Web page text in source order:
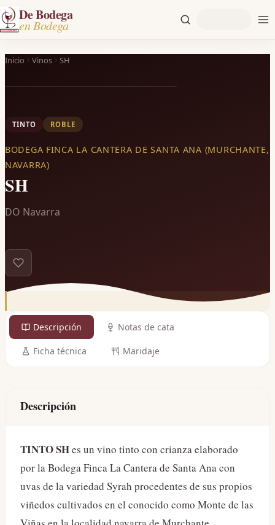
De Bodega
en Bodega
Inicio Vinos SH
TINTO ROBLE
BODEGA FINCA LA CANTERA DE SANTA ANA (MURCHANTE,
NAVARRA)
SH
DO Navarra
Descripción Notas de cata
Ficha técnica Maridaje
Descripción
TINTO SHes un vino tinto con crianza elaborado
por la Bodega Finca La Cantera de Santa Ana con
uvas de la variedad Syrah procedentes de sus propios
viñedos cultivados en el conocido como Monte de las